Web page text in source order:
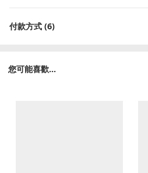
付款方式 (6)
您可能喜歡...